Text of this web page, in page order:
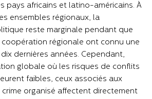
pays africains et latino-américains. À
ensembles régionaux, la
reste marginale pendant que
régionale ont connu une
dernières années. Cependant,
globale où les risques de conflits
faibles, ceux associés aux
organisé affectent directement